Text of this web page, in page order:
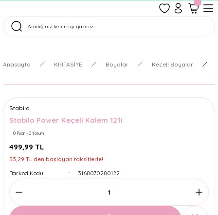
Tüm Siparişler Aynı Gün Kargoda!
Anasayfa KIRTASİYE Boyalar Keçeli Boyalar
Stabilo
Stabilo Power Keçeli Kalem 12'li
0 Puan - 0 Yorum
499,99 TL
53,29 TL den başlayan taksitlerle!
Barkod Kodu
3168070280122